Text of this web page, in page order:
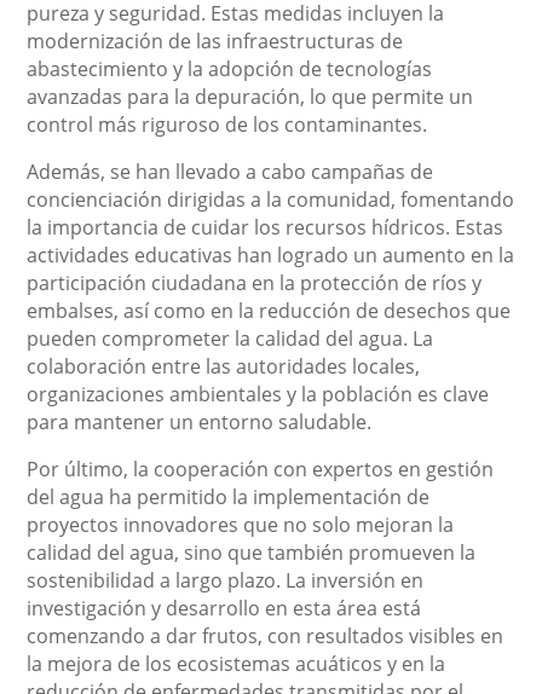
pureza y seguridad. Estas medidas incluyen la
modernización de las infraestructuras de
abastecimiento y la adopción de tecnologías
avanzadas para la depuración, lo que permite un
control más riguroso de los contaminantes.
Además, se han llevado a cabo campañas de
concienciación dirigidas a la comunidad, fomentando
la importancia de cuidar los recursos hídricos. Estas
actividades educativas han logrado un aumento en la
participación ciudadana en la protección de ríos y
embalses, así como en la reducción de desechos que
pueden comprometer la calidad del agua. La
colaboración entre las autoridades locales,
organizaciones ambientales y la población es clave
para mantener un entorno saludable.
Por último, la cooperación con expertos en gestión
del agua ha permitido la implementación de
proyectos innovadores que no solo mejoran la
calidad del agua, sino que también promueven la
sostenibilidad a largo plazo. La inversión en
investigación y desarrollo en esta área está
comenzando a dar frutos, con resultados visibles en
la mejora de los ecosistemas acuáticos y en la